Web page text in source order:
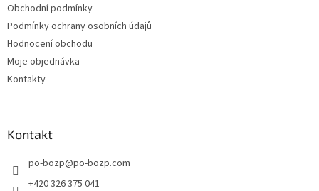
Obchodní podmínky
Podmínky ochrany osobních údajů
Hodnocení obchodu
Moje objednávka
Kontakty
Kontakt
po-bozp@po-bozp.com
+420 326 375 041